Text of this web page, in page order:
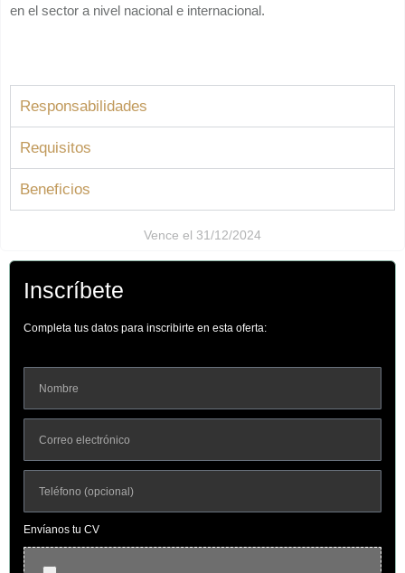
en el sector a nivel nacional e internacional.
Responsabilidades
Requisitos
Beneficios
Vence el 31/12/2024
Inscríbete
Completa tus datos para inscribirte en esta oferta:
Envíanos tu CV